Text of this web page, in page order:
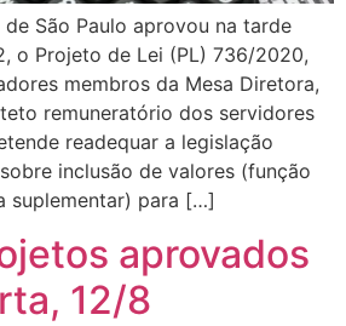
São Paulo aprovou na tarde
o Projeto de Lei (PL) 736/2020,
membros da Mesa Diretora,
remuneratório dos servidores
readequar a legislação
inclusão de valores (função
suplementar) para […]
aprovados
12/8